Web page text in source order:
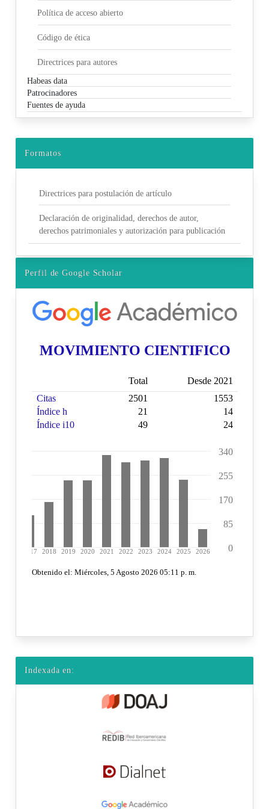
Política de acceso abierto
Código de ética
Directrices para autores
Habeas data
Patrocinadores
Fuentes de ayuda
Formatos
Directrices para postulación de artículo
Declaración de originalidad, derechos de autor,
derechos patrimoniales y autorización para publicación
Perfil de Google Scholar
Indexada en: